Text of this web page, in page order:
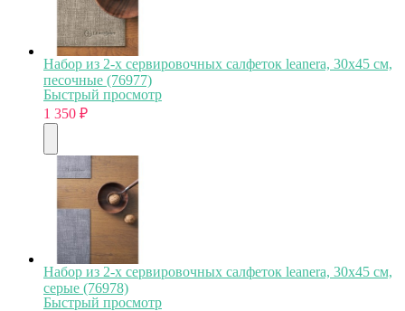
Набор из 2-х сервировочных салфеток leanera, 30х45 см,
песочные (76977)
Быстрый просмотр
1 350 ₽
Набор из 2-х сервировочных салфеток leanera, 30х45 см,
серые (76978)
Быстрый просмотр